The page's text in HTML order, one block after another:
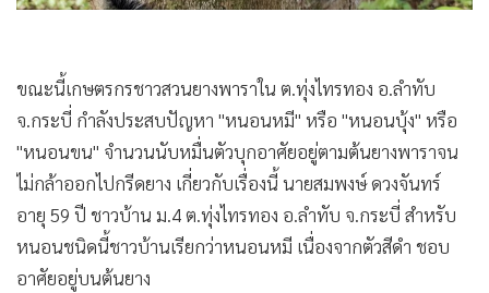
• Factcheck
• ญี่ปุ่น
News1
• Gotomanager
ขณะนี้เกษตรกรชาวสวนยางพาราใน ต.ทุ่งไทรทอง อ.ลำทับ
จ.กระบี่ กำลังประสบปัญหา "หนอนหมี" หรือ "หนอนบุ้ง" หรือ
"หนอนขน" จำนวนนับหมื่นตัวบุกอาศัยอยู่ตามต้นยางพาราจน
ไม่กล้าออกไปกรีดยาง เกี่ยวกับเรื่องนี้ นายสมพงษ์ ดวงจันทร์
อายุ 59 ปี ชาวบ้าน ม.4 ต.ทุ่งไทรทอง อ.ลำทับ จ.กระบี่ สำหรับ
หนอนชนิดนี้ชาวบ้านเรียกว่าหนอนหมี เนื่องจากตัวสีดำ ชอบ
อาศัยอยู่บนต้นยาง